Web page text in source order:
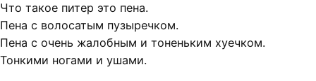
Что такое питер это пена.
Пена с волосатым пузыречком.
Пена с очень жалобным и тоненьким хуечком.
Тонкими ногами и ушами.